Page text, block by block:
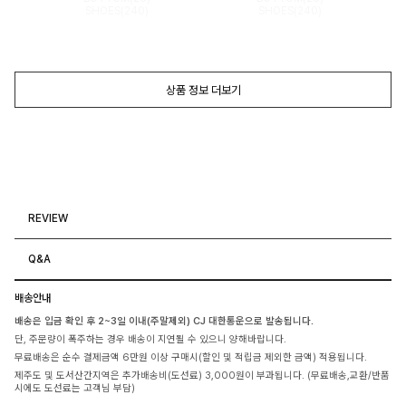
상품 정보 더보기
REVIEW
Q&A
배송안내
배송은 입금 확인 후 2~3일 이내(주말제외) CJ 대한통운으로 발송됩니다.
단, 주문량이 폭주하는 경우 배송이 지연될 수 있으니 양해바랍니다.
무료배송은 순수 결제금액 6만원 이상 구매시(할인 및 적립금 제외한 금액) 적용됩니다.
제주도 및 도서산간지역은 추가배송비(도선료) 3,000원이 부과됩니다. (무료배송,교환/반품
시에도 도선료는 고객님 부담)